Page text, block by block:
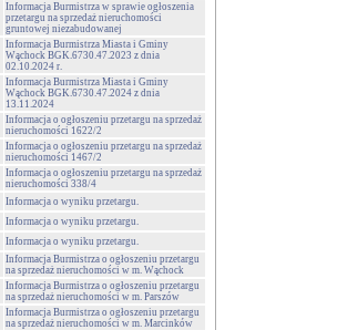
Informacja Burmistrza w sprawie ogłoszenia
przetargu na sprzedaż nieruchomości
gruntowej niezabudowanej
Informacja Burmistrza Miasta i Gminy
Wąchock BGK.6730.47.2023 z dnia
02.10.2024 r.
Informacja Burmistrza Miasta i Gminy
Wąchock BGK.6730.47.2024 z dnia
13.11.2024
Informacja o ogłoszeniu przetargu na sprzedaż
nieruchomości 1622/2
Informacja o ogłoszeniu przetargu na sprzedaż
nieruchomości 1467/2
Informacja o ogłoszeniu przetargu na sprzedaż
nieruchomości 338/4
Informacja o wyniku przetargu.
Informacja o wyniku przetargu.
Informacja o wyniku przetargu.
Informacja Burmistrza o ogłoszeniu przetargu
na sprzedaż nieruchomości w m. Wąchock
Informacja Burmistrza o ogłoszeniu przetargu
na sprzedaż nieruchomości w m. Parszów
Informacja Burmistrza o ogłoszeniu przetargu
na sprzedaż nieruchomości w m. Marcinków